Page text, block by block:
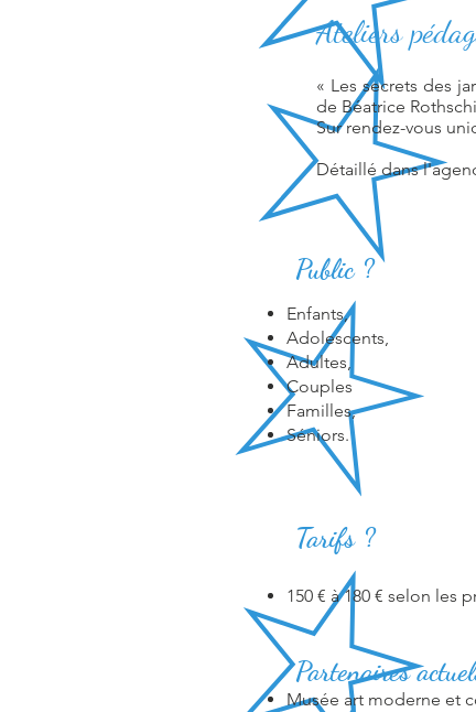
Ateliers
« Les secrets des
de Béatrice
Sur rendez-vous
Détaillé dans
Public ?
Enfants,
Adolescents,
Adultes,
Couples
Familles,
Séniors.
Tarifs ?
150 € à 180 € selon les
Partenaires
Musée art moderne et